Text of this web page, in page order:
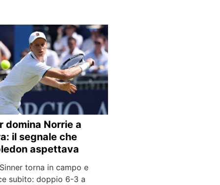
domina Norrie a
il segnale che
aspettava
torna in campo e
subito: doppio 6-3 a